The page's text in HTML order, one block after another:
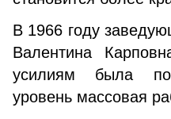
В 1966 году
Валентина
усилиям была
уровень массовая